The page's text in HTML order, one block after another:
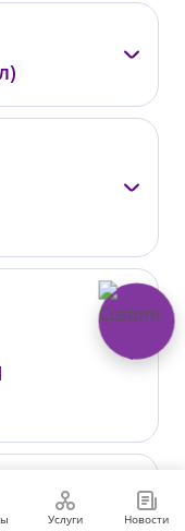
Услуги Новости